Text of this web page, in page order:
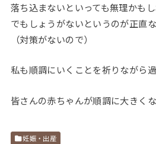
落ち込まないといっても無理かも
でもしょうがないというのが正直
（対策がないので）
私も順調にいくことを祈りながら
皆さんの赤ちゃんが順調に大きく
妊娠・出産